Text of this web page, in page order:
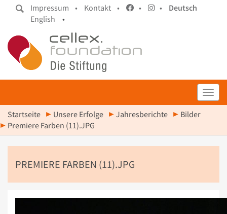
Impressum • Kontakt • • •
Deutsch
English
•
Startseite Unsere Erfolge Jahresberichte
Bilder
Premiere Farben (11).JPG
PREMIERE FARBEN (11).JPG